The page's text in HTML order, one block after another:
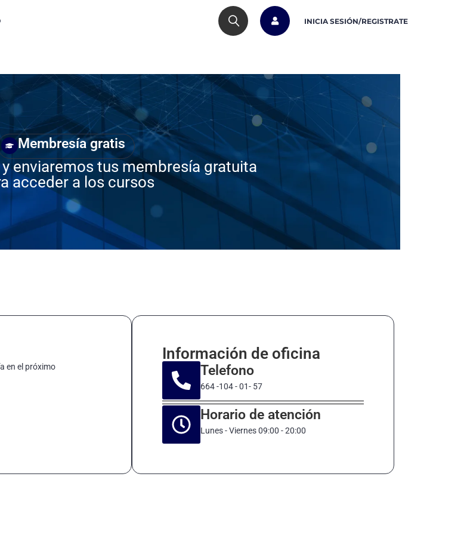
INICIA SESIÓN/REGISTRATE
Membresía gratis
enviaremos tus membresía gratuita
acceder a los cursos
en el próximo
Información de oficina
Telefono
664 -104 - 01- 57
Horario de atención
Lunes - Viernes 09:00 - 20:00